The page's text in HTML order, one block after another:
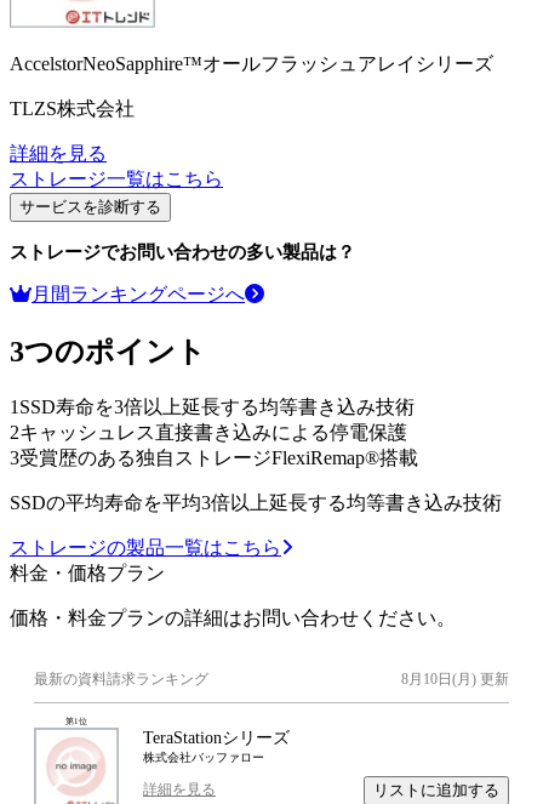
AccelstorNeoSapphire™オールフラッシュアレイシリーズ
TLZS株式会社
詳細を見る
ストレージ一覧はこちら
サービスを診断する
ストレージでお問い合わせの多い製品は？
月間ランキングページへ
3つのポイント
1 SSD寿命を3倍以上延長する均等書き込み技術
2キャッシュレス直接書き込みによる停電保護
3受賞歴のある独自ストレージFlexiRemap®搭載
SSDの平均寿命を平均3倍以上延長する均等書き込み技術
ストレージの製品一覧はこちら
料金・価格プラン
価格・料金プランの詳細はお問い合わせください。
最新の資料請求ランキング 8月10日(月) 更新
第1位
TeraStationシリーズ
株式会社バッファロー
詳細を見る リストに追加する